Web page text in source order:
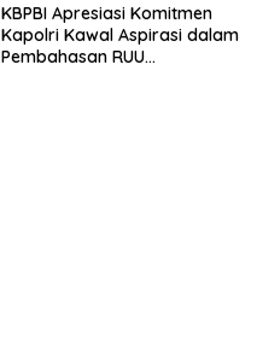
KBPBI Apresiasi Komitmen
Kapolri Kawal Aspirasi dalam
Pembahasan RUU